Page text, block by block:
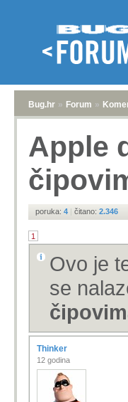
Bug.hr » Forum »
Apple
poruka: 4 | čitano: 2.346
1
Ovo je
se
Thinker
12 godina